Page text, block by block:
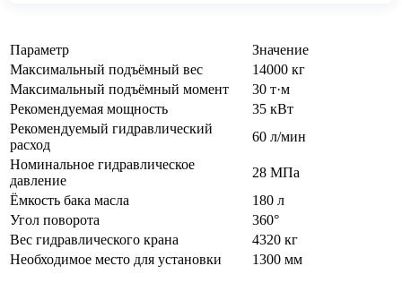
Параметр
Значение
Максимальный подъёмный вес
14000 кг
Максимальный подъёмный момент
30 т·м
Рекомендуемая мощность
35 кВт
Рекомендуемый гидравлический
расход
60 л/мин
Номинальное гидравлическое
давление
28 МПа
Ёмкость бака масла
180 л
Угол поворота
360°
Вес гидравлического крана
4320 кг
Необходимое место для установки
1300 мм